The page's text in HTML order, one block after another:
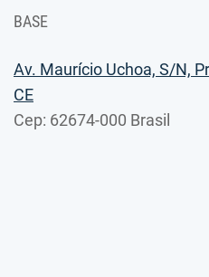
BASE
Av. Maurício Uchoa, S/N,
CE
Cep: 62674-000 Brasil